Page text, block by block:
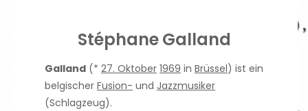
StéphaneGalland
Galland (* 27. Oktober 1969 in Brüssel) ist ein
belgischer Fusion- und Jazzmusiker
(Schlagzeug).